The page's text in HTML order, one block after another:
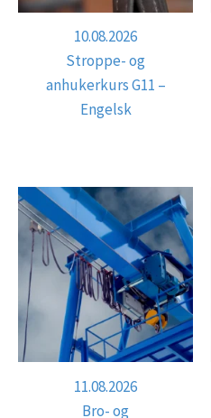
10.08.2026
Stroppe- og
anhukerkurs G11 –
Engelsk
11.08.2026
Bro- og